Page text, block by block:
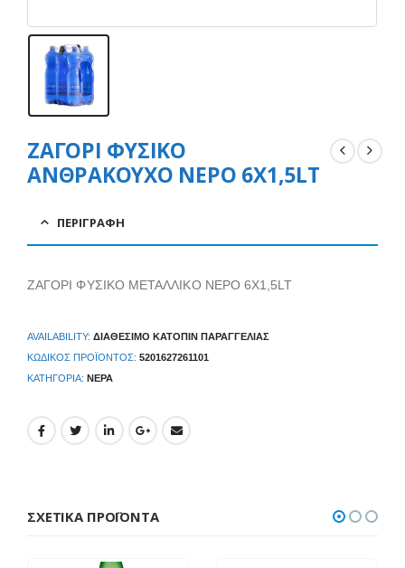
ΖΑΓΟΡΙ ΦΥΣΙΚΟ
ΑΝΘΡΑΚΟΥΧΟ ΝΕΡΟ 6Χ1,5LT
ΠΕΡΙΓΡΑΦΉ
ΖΑΓΟΡΙ ΦΥΣΙΚΟ ΜΕΤΑΛΛΙΚΟ ΝΕΡΟ 6Χ1,5LT
AVAILABILITY: ΔΙΑΘΈΣΙΜΟ ΚΑΤΌΠΙΝ ΠΑΡΑΓΓΕΛΊΑΣ
ΚΩΔΙΚΌΣ ΠΡΟΪΌΝΤΟΣ: 5201627261101
ΚΑΤΗΓΟΡΊΑ: ΝΕΡΆ
ΣΧΕΤΙΚΆ ΠΡΟΪΌΝΤΑ